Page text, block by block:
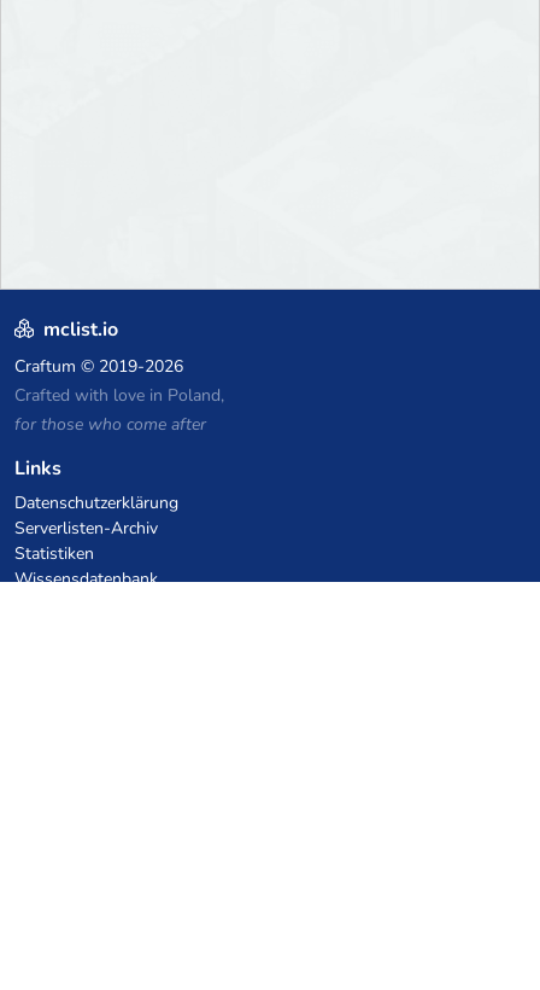
mclist.io
Craftum © 2019-2026
Crafted with love in Poland,
for those who come after
Links
Datenschutzerklärung
Serverlisten-Archiv
Statistiken
Wissensdatenbank